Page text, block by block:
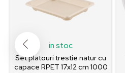
in stoc
Set platouri trestie natur cu
capace RPET 17x12 cm 1000